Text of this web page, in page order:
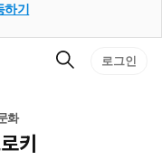
하기
검
로그인
화
키